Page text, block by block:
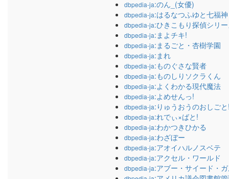
dbpedia-ja:のん_(女優)
dbpedia-ja:はるなつふゆと七福神
dbpedia-ja:ひきこもり探偵シリ
dbpedia-ja:まよチキ!
dbpedia-ja:まるごと・杏樹学園
dbpedia-ja:まれ
dbpedia-ja:ものぐさな賢者
dbpedia-ja:ものしりソクラくん
dbpedia-ja:よくわかる現代魔法
dbpedia-ja:よめせんっ!
dbpedia-ja:りゅうおうのおしご
dbpedia-ja:れでぃ×ばと!
dbpedia-ja:わかつきひかる
dbpedia-ja:わざぼー
dbpedia-ja:アオイハルノスベテ
dbpedia-ja:アクセル・ワールド
dbpedia-ja:アブー・サイード・